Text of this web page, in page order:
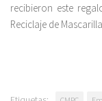
recibieron este
Reciclaje de